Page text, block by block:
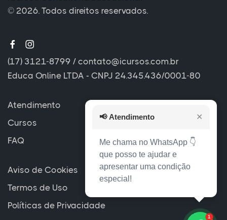
© 2026. Todos direitos reservados.
(17) 3121-8799 / contato@icursos.com.br
Educa Online LTDA - CNPJ 24.345.436/0001-80
Atendimento
Cursos
FAQ
Aviso de Cookies
Termos de Uso
Políticas de Privacidade
1
📢 Atendimento ✕
Me chama no WhatsApp 👇
que posso te ajudar e
apresentar uma condição
especial!